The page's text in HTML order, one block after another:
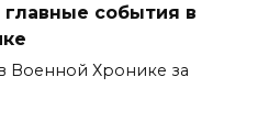
события в
Военной Хронике за